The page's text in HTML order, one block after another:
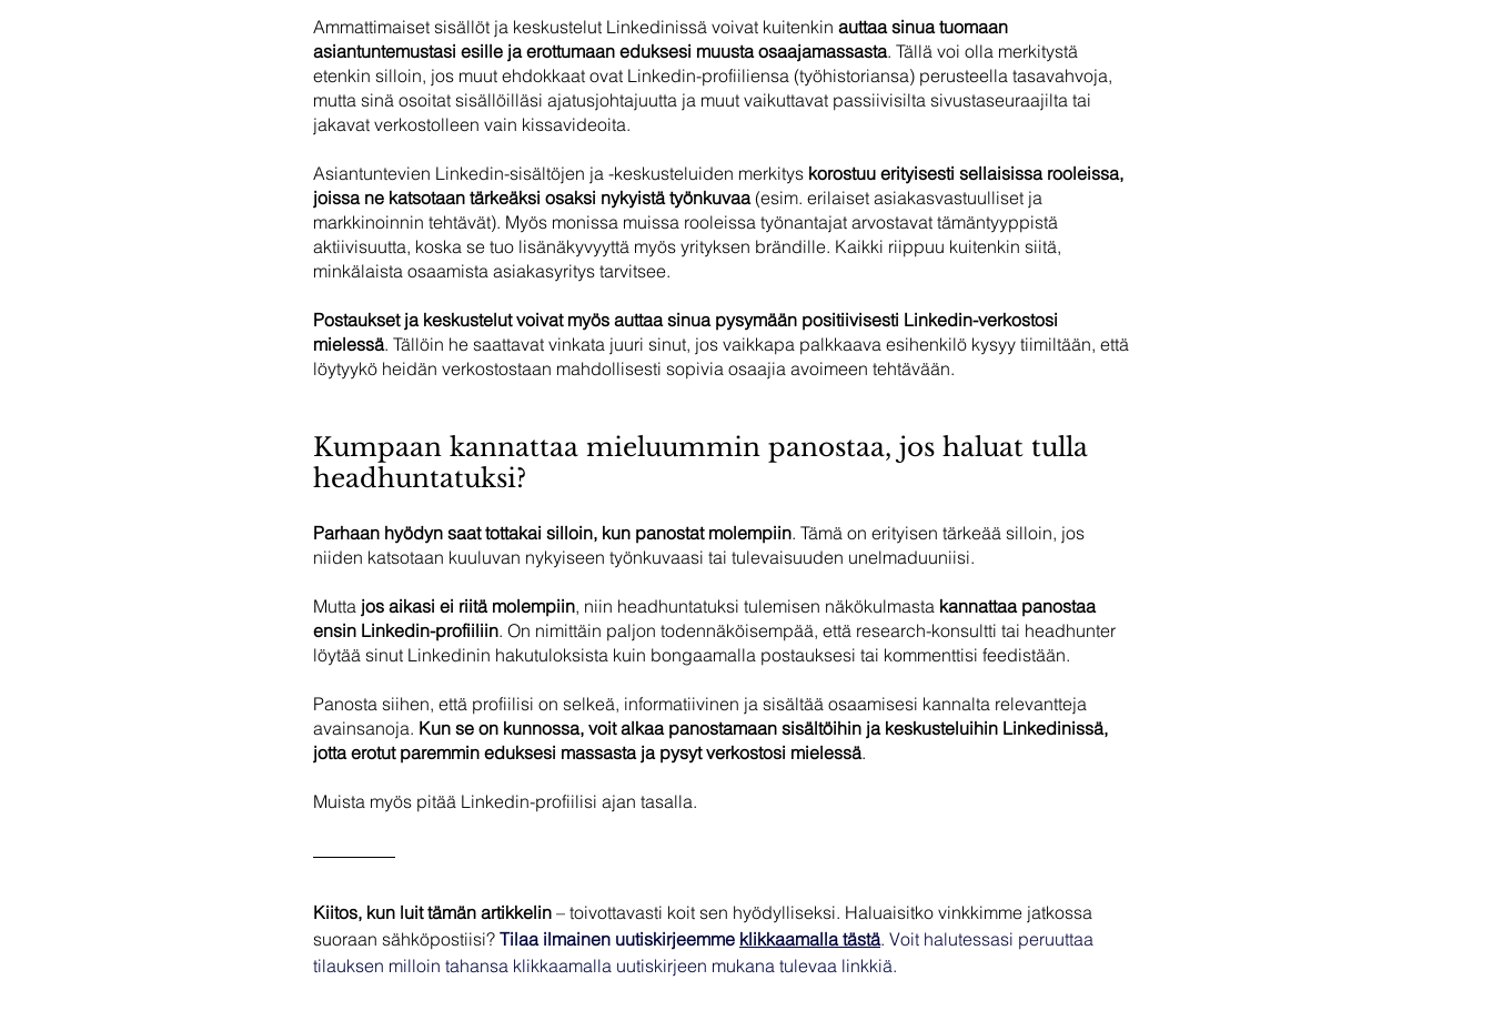
Ammattimaiset sisällöt ja keskustelut Linkedinissä voivat kuitenkin auttaa sinua tuomaan
asiantuntemustasi esille ja erottumaan eduksesi muusta osaajamassasta. Tällä voi olla merkitystä
etenkin silloin, jos muut ehdokkaat ovat Linkedin-profiiliensa (työhistoriansa) perusteella tasavahvoja,
mutta sinä osoitat sisällöilläsi ajatusjohtajuutta ja muut vaikuttavat passiivisilta sivustaseuraajilta tai
jakavat verkostolleen vain kissavideoita.
Asiantuntevien Linkedin-sisältöjen ja -keskusteluiden merkitys korostuu erityisesti sellaisissa rooleissa,
joissa ne katsotaan tärkeäksi osaksi nykyistä työnkuvaa (esim. erilaiset asiakasvastuulliset ja
markkinoinnin tehtävät). Myös monissa muissa rooleissa työnantajat arvostavat tämäntyyppistä
aktiivisuutta, koska se tuo lisänäkyvyyttä myös yrityksen brändille. Kaikki riippuu kuitenkin siitä,
minkälaista osaamista asiakasyritys tarvitsee.
Postaukset ja keskustelut voivat myös auttaa sinua pysymään positiivisesti Linkedin-verkostosi
mielessä. Tällöin he saattavat vinkata juuri sinut, jos vaikkapa palkkaava esihenkilö kysyy tiimiltään, että
löytyykö heidän verkostostaan mahdollisesti sopivia osaajia avoimeen tehtävään.
Kumpaan kannattaa mieluummin panostaa, jos haluat tulla
headhuntatuksi?
Parhaan hyödyn saat tottakai silloin, kun panostat molempiin. Tämä on erityisen tärkeää silloin, jos
niiden katsotaan kuuluvan nykyiseen työnkuvaasi tai tulevaisuuden unelmaduuniisi.
Mutta jos aikasi ei riitä molempiin, niin headhuntatuksi tulemisen näkökulmasta kannattaa panostaa
ensin Linkedin-profiiliin. On nimittäin paljon todennäköisempää, että research-konsultti tai headhunter
löytää sinut Linkedinin hakutuloksista kuin bongaamalla postauksesi tai kommenttisi feedistään.
Panosta siihen, että profiilisi on selkeä, informatiivinen ja sisältää osaamisesi kannalta relevantteja
avainsanoja. Kun se on kunnossa, voit alkaa panostamaan sisältöihin ja keskusteluihin Linkedinissä,
jotta erotut paremmin eduksesi massasta ja pysyt verkostosi mielessä.
Muista myös pitää Linkedin-profiilisi ajan tasalla.
Kiitos, kun luit tämän artikkelin – toivottavasti koit sen hyödylliseksi. Haluaisitko vinkkimme jatkossa
suoraan sähköpostiisi? Tilaa ilmainen uutiskirjeemme klikkaamalla tästä. Voit halutessasi peruuttaa
tilauksen milloin tahansa klikkaamalla uutiskirjeen mukana tulevaa linkkiä.